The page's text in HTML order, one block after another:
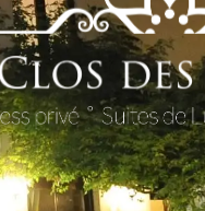
SUITE